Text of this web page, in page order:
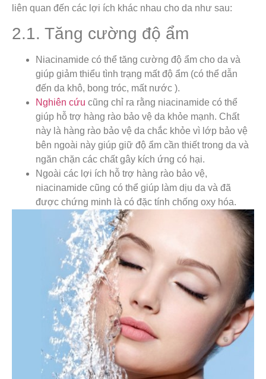
liên quan đến các lợi ích khác nhau cho da như sau:
2.1. Tăng cường độ ẩm
Niacinamide có thể tăng cường độ ẩm cho da và
giúp giảm thiểu tình trạng mất độ ẩm (có thể dẫn
đến da khô, bong tróc, mất nước ).
Nghiên cứu cũng chỉ ra rằng niacinamide có thể
giúp hỗ trợ hàng rào bảo vệ da khỏe mạnh. Chất
này là hàng rào bảo vệ da chắc khỏe vì lớp bảo vệ
bên ngoài này giúp giữ độ ẩm cần thiết trong da và
ngăn chặn các chất gây kích ứng có hại.
Ngoài các lợi ích hỗ trợ hàng rào bảo vệ,
niacinamide cũng có thể giúp làm dịu da và đã
được chứng minh là có đặc tính chống oxy hóa.